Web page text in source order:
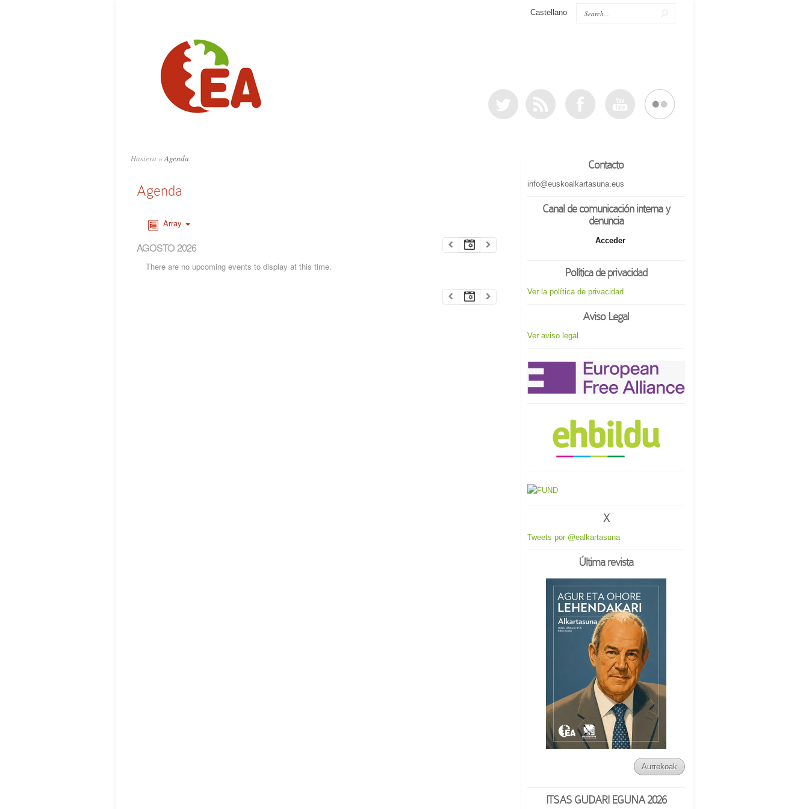
Castellano
Hasiera »Agenda
Agenda
Array
AGOSTO 2026
There are no upcoming events to display at this time.
Contacto
info@euskoalkartasuna.eus
Canal de comunicación interna y
denuncia
Acceder
Política de privacidad
Ver la política de privacidad
Aviso Legal
Ver aviso legal
X
Tweets por @ealkartasuna
Última revista
Aurrekoak
ITSAS GUDARI EGUNA 2026